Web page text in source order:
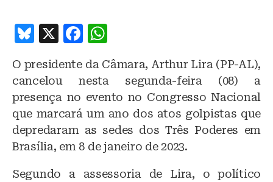
B
e
s
k
y
X
F
c
e
b
o
o
k
h
at
s
A
p
p
O presidente da Câmara, Arthur Lira (PP-AL),
cancelou nesta segunda-feira (08) a
presença no evento no Congresso Nacional
que marcará um ano dos atos golpistas que
depredaram as sedes dos Três Poderes em
Brasília, em 8 de janeiro de 2023.
Segundo a assessoria de Lira, o político